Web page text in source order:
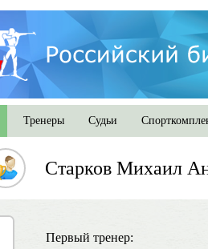
Тренеры Судьи
Старков Михаил
Первый тренер: